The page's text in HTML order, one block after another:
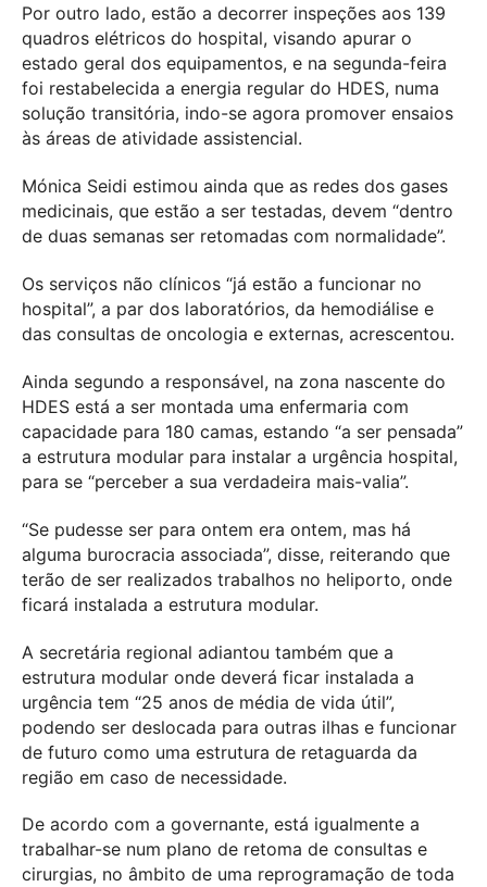
Por outro lado, estão a decorrer inspeções aos 139
quadros elétricos do hospital, visando apurar o
estado geral dos equipamentos, e na segunda-feira
foi restabelecida a energia regular do HDES, numa
solução transitória, indo-se agora promover ensaios
às áreas de atividade assistencial.
Mónica Seidi estimou ainda que as redes dos gases
medicinais, que estão a ser testadas, devem “dentro
de duas semanas ser retomadas com normalidade”.
Os serviços não clínicos “já estão a funcionar no
hospital”, a par dos laboratórios, da hemodiálise e
das consultas de oncologia e externas, acrescentou.
Ainda segundo a responsável, na zona nascente do
HDES está a ser montada uma enfermaria com
capacidade para 180 camas, estando “a ser pensada”
a estrutura modular para instalar a urgência hospital,
para se “perceber a sua verdadeira mais-valia”.
“Se pudesse ser para ontem era ontem, mas há
alguma burocracia associada”, disse, reiterando que
terão de ser realizados trabalhos no heliporto, onde
ficará instalada a estrutura modular.
A secretária regional adiantou também que a
estrutura modular onde deverá ficar instalada a
urgência tem “25 anos de média de vida útil”,
podendo ser deslocada para outras ilhas e funcionar
de futuro como uma estrutura de retaguarda da
região em caso de necessidade.
De acordo com a governante, está igualmente a
trabalhar-se num plano de retoma de consultas e
cirurgias, no âmbito de uma reprogramação de toda